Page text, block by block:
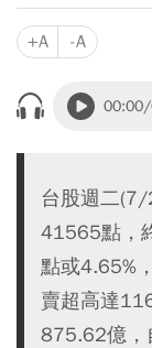
+A -A
00:00/
台股週二(7/
41565點，
點或4.65%
賣超高達
875.62億，